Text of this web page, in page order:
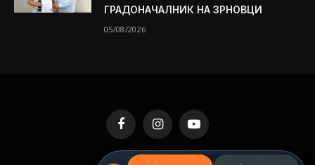
ГРАДОНАЧАЛНИК НА ЗРНОВЦИ
05/08/2026
FacebookInstagramYouTube